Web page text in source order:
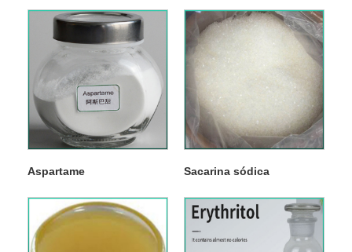
Aspartame Sacarina sódica